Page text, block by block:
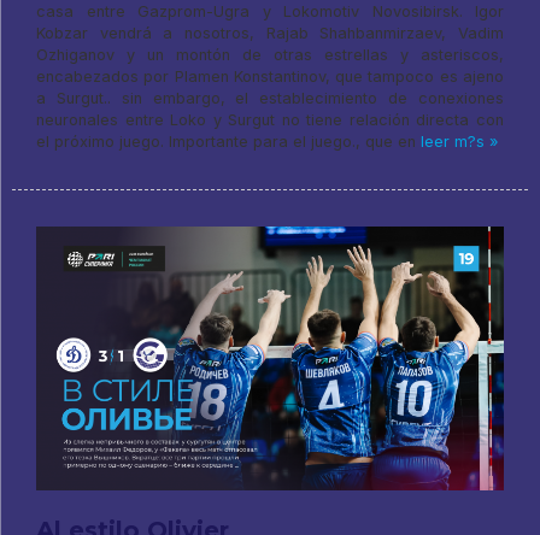
casa entre Gazprom-Ugra y Lokomotiv Novosibirsk. Igor
Kobzar vendrá a nosotros, Rajab Shahbanmirzaev, Vadim
Ozhiganov y un montón de otras estrellas y asteriscos,
encabezados por Plamen Konstantinov, que tampoco es ajeno
a Surgut.. sin embargo, el establecimiento de conexiones
neuronales entre Loko y Surgut no tiene relación directa con
el próximo juego. Importante para el juego., que en leer m?s »